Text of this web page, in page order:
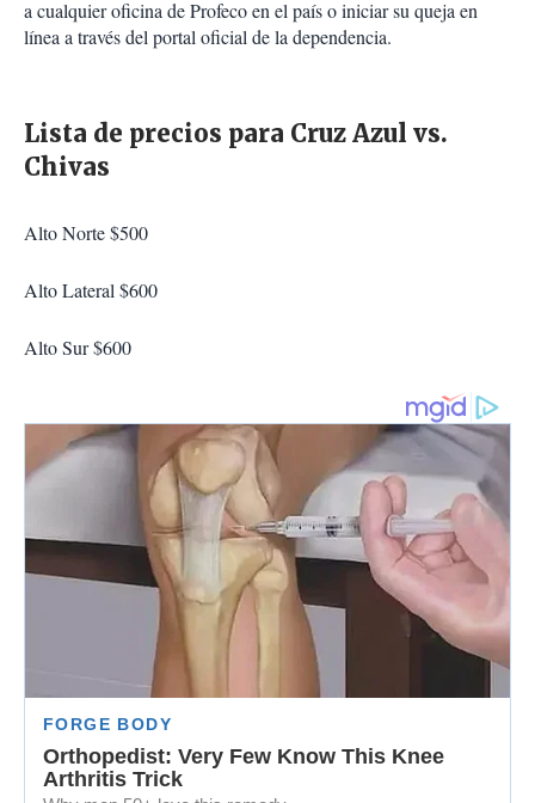
a cualquier oficina de Profeco en el país o iniciar su queja en
línea a través del portal oficial de la dependencia.
Lista de precios para Cruz Azul vs.
Chivas
Alto Norte $500
Alto Lateral $600
Alto Sur $600